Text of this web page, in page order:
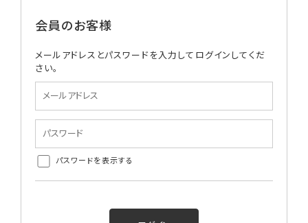
会員のお客様
メールアドレスとパスワードを入力してログインしてくだ
さい。
パスワードを表示する